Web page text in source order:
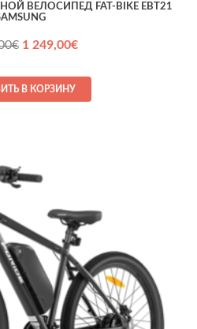
ВЕЛОСИПЕД FAT-BIKE EBT21
€ Первоначальная
составляла
1 599,00€.
1 249,00€Текущая
1 249,00€.
В КОРЗИНУ